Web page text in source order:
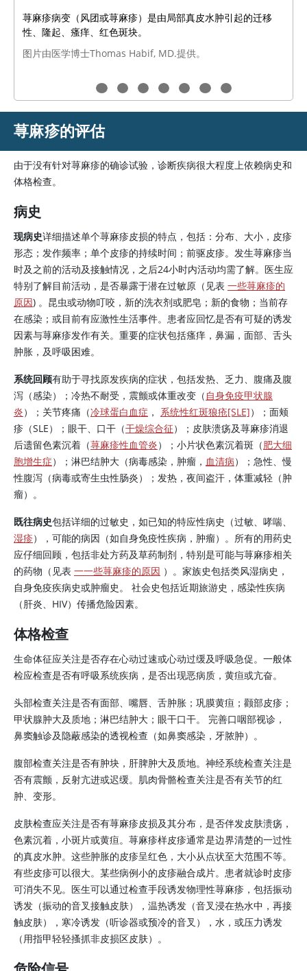
荨麻疹病变（风团或荨麻疹）是由局部真皮水肿引起的迁移
性、隆起、瘙痒、红色斑块。
图片由医学博士Thomas Habif, MD.提供。
荨麻疹的评估
由于没有针对荨麻疹的确诊试验，诊断疾病很大程度上依赖病史和
体格检查。
病史
现病史详细描述单个荨麻疹皮损的特点，包括：分布、大小，皮疹
形态；发作频率；单个皮疹的持续时间；前驱皮疹。发生荨麻疹当
时及之前的活动及接触情况，之后24小时内活动均需了解。医生应
特别了解目前活动，是否暴露于潜在过敏原（见表 一些荨麻疹的
原因) 。昆虫或动物叮咬，新的洗衣剂或肥皂；新的食物；当前存
在感染；或目前有应激性生活事件。患者应回忆是否有可疑的诱发
因素与荨麻疹发作有关。重要的症状包括瘙痒，鼻漏，面部、舌头
肿胀，及呼吸困难。
系统回顾有助于寻找原发疾病的症状，包括发热、乏力、腹痛及腹
泻（感染）；冷热不耐受，震颤或体重改变（ 自身免疫甲状腺
炎）；关节疼痛（冷球蛋白血症 ， 系统性红斑狼疮[SLE]）；面颊
疹（SLE）；眼干、口干（干燥综合征）；皮肤溃疡及荨麻疹消退
后遗留色素沉着（荨麻疹性血管炎）；小片状色素沉着斑（肥大细
胞增生症）；淋巴结肿大（病毒感染，肿瘤， 血清病）；急性、慢
性腹泻（病毒或寄生虫性肠炎）；发热，夜间盗汗，体重减轻（肿
瘤）。
既往病史包括详细的过敏史，如已知的特应性病史（过敏、哮喘、
湿疹），可能的病因（如自身免疫性疾病，肿瘤）。所有的用药史
应仔细回顾，包括非处方药及草药制剂，特别是可能与荨麻疹相关
的药物（见表 一一些荨麻疹的原因 ）。家族史包括类风湿病史，
自身免疫疾病史或肿瘤史。 社会史包括近期旅游史，感染性疾病
（肝炎、HIV）传播危险因素。
体格检查
生命体征应关注是否存在心动过速或心动过缓及呼吸急促。一般体
检应检查是否有呼吸系统疾病，是否出现恶病质，黄疸或亢奋。
头部检查关注是否有面部、嘴唇、舌肿胀；巩膜黄疸；颧部皮疹；
甲状腺肿大及质地；淋巴结肿大；眼干口干。 完善口咽部视诊，
鼻窦触诊及隐蔽感染的透视检查（如鼻窦感染，牙脓肿）。
腹部检查关注是否有肿块，肝脾肿大及质地。神经系统检查关注是
否有震颤，反射亢进或迟缓。肌肉骨骼检查关注是否有关节的红
肿、变形。
皮肤检查应关注是否有荨麻疹皮损及其分布，是否伴发皮肤溃疡，
色素沉着，小斑片或黄疸。荨麻疹样皮疹通常是边界清楚的一过性
的真皮水肿。这些肿胀的皮疹呈红色，大小从点状至大范围不等。
有些皮疹可以很大。某些病例小的皮疹融合成片。患者就诊时皮疹
可消失不见。医生可以通过检查手段诱发物理性荨麻疹，包括振动
诱发（振动的音叉接触皮肤），温热诱发（音叉浸在热水中，再接
触皮肤），寒冷诱发（听诊器或预冷的音叉），水，或压力诱发
（用指甲轻轻搔抓非皮损区皮肤）。